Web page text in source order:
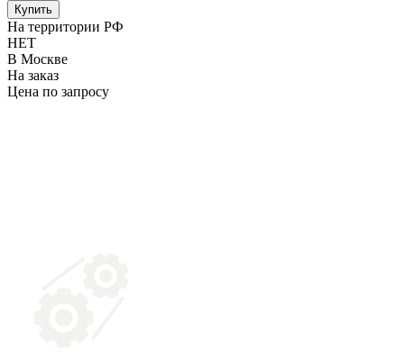
Купить
На территории РФ
НЕТ
В Москве
На заказ
Цена по запросу